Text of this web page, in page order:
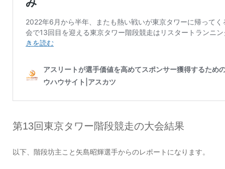
第13回東京タワー階段競走の大会結果
以下、階段坊主こと矢島昭輝選手からのレポートになります。